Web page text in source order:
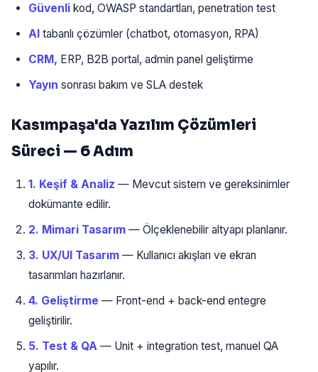
Güvenli kod, OWASP standartları, penetration test
AI tabanlı çözümler (chatbot, otomasyon, RPA)
CRM, ERP, B2B portal, admin panel geliştirme
Yayın sonrası bakım ve SLA destek
Kasımpaşa'da Yazılım Çözümleri
Süreci — 6 Adım
1. Keşif & Analiz — Mevcut sistem ve gereksinimler
dokümante edilir.
2. Mimari Tasarım — Ölçeklenebilir altyapı planlanır.
3. UX/UI Tasarım — Kullanıcı akışları ve ekran
tasarımları hazırlanır.
4. Geliştirme — Front-end + back-end entegre
geliştirilir.
5. Test & QA — Unit + integration test, manuel QA
yapılır.